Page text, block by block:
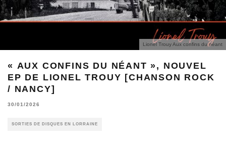
Lionel Trouy Aux confins du néant
« AUX CONFINS DU NÉANT », NOUVEL
EP DE LIONEL TROUY [CHANSON ROCK
/ NANCY]
30/01/2026
SORTIES DE DISQUES EN LORRAINE